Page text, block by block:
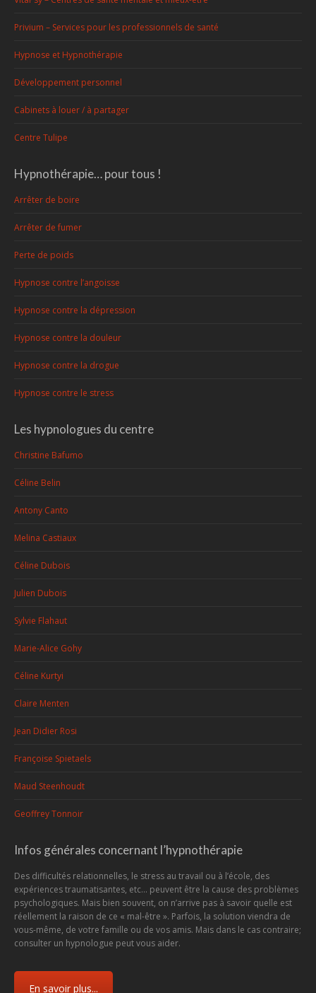
Privium – Services pour les professionnels de santé
Hypnose et Hypnothérapie
Développement personnel
Cabinets à louer / à partager
Centre Tulipe
Hypnothérapie… pour tous !
Arrêter de boire
Arrêter de fumer
Perte de poids
Hypnose contre l’angoisse
Hypnose contre la dépression
Hypnose contre la douleur
Hypnose contre la drogue
Hypnose contre le stress
Les hypnologues du centre
Christine Bafumo
Céline Belin
Antony Canto
Melina Castiaux
Céline Dubois
Julien Dubois
Sylvie Flahaut
Marie-Alice Gohy
Céline Kurtyi
Claire Menten
Jean Didier Rosi
Françoise Spietaels
Maud Steenhoudt
Geoffrey Tonnoir
Infos générales concernant l’hypnothérapie
Des difficultés relationnelles, le stress au travail ou à l’école, des
expériences traumatisantes, etc... peuvent être la cause des problèmes
psychologiques. Mais bien souvent, on n’arrive pas à savoir quelle est
réellement la raison de ce « mal-être ». Parfois, la solution viendra de
vous-même, de votre famille ou de vos amis. Mais dans le cas contraire;
consulter un hypnologue peut vous aider.
En savoir plus...